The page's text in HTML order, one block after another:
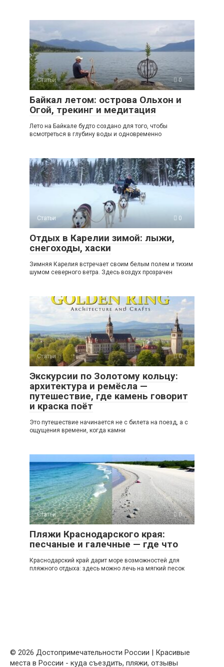
Статьи 0
Байкал летом: острова Ольхон и
Огой, трекинг и медитация
Лето на Байкале будто создано для того, чтобы
всмотреться в глубину воды и одновременно
Статьи 0
Отдых в Карелии зимой: лыжи,
снегоходы, хаски
Зимняя Карелия встречает своим белым полем и тихим
шумом северного ветра. Здесь воздух прозрачен
Статьи 0
Экскурсии по Золотому кольцу:
архитектура и ремёсла —
путешествие, где камень говорит
и краска поёт
Это путешествие начинается не с билета на поезд, а с
ощущения времени, когда камни
Статьи 0
Пляжи Краснодарского края:
песчаные и галечные — где что
Краснодарский край дарит море возможностей для
пляжного отдыха: здесь можно лечь на мягкий песок
© 2026 Достопримечательности России | Красивые
места в России - куда съездить, пляжи, отзывы